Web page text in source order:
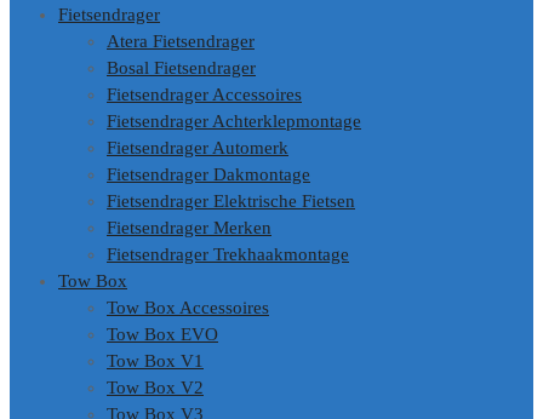
Fietsendrager
Atera Fietsendrager
Bosal Fietsendrager
Fietsendrager Accessoires
Fietsendrager Achterklepmontage
Fietsendrager Automerk
Fietsendrager Dakmontage
Fietsendrager Elektrische Fietsen
Fietsendrager Merken
Fietsendrager Trekhaakmontage
Tow Box
Tow Box Accessoires
Tow Box EVO
Tow Box V1
Tow Box V2
Tow Box V3